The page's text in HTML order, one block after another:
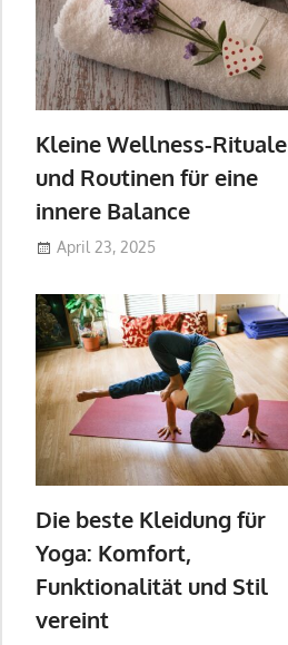
Kleine Wellness-Rituale
und Routinen für eine
innere Balance
April 23, 2025
Die beste Kleidung für
Yoga: Komfort,
Funktionalität und Stil
vereint